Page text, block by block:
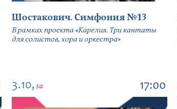
Шостакович. Симфония №13
В рамках проекта «Карелия. Три кантаты
для солистов, хора и оркестра»
3.10, sa 17:00